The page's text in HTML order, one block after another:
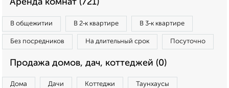
Аренда комнат (721)
В общежитии В 2‑к квартире В 3‑к квартире
Без посредников На длительный срок Посуточно
Продажа домов, дач, коттеджей (0)
Дома Дачи Коттеджи Таунхаусы